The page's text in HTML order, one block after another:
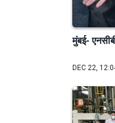
मुंबई-
DEC 22,